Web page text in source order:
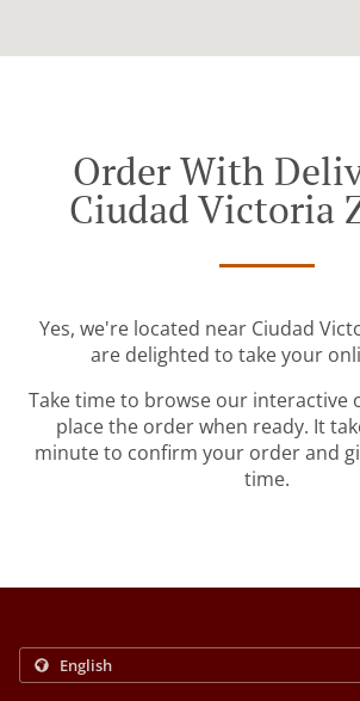
Order With
Ciudad Victoria
Yes, we're located near Ciudad
are delighted to take your
Take time to browse our interactive
place the order when ready. It
minute to confirm your order and
time.